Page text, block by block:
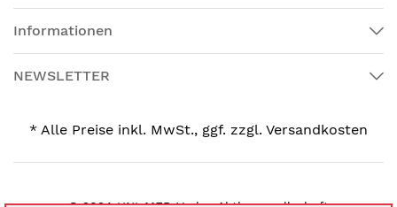
Informationen
NEWSLETTER
* Alle Preise inkl. MwSt., ggf. zzgl. Versandkosten